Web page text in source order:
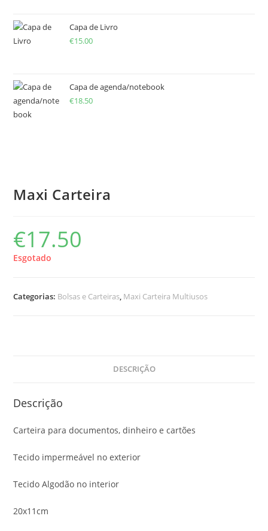
Capa de Livro
€15.00
Capa de agenda/notebook
€18.50
Maxi Carteira
€17.50
Esgotado
Categorias: Bolsas e Carteiras Maxi Carteira Multiusos
DESCRIÇÃO
Descrição
Carteira para documentos, dinheiro e cartões
Tecido impermeável no exterior
Tecido Algodão no interior
20x11cm